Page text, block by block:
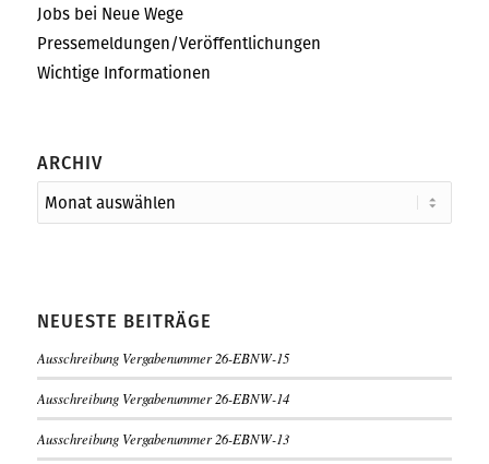
Jobs bei Neue Wege
Pressemeldungen/Veröffentlichungen
Wichtige Informationen
ARCHIV
NEUESTE BEITRÄGE
Ausschreibung Vergabenummer 26-EBNW-15
Ausschreibung Vergabenummer 26-EBNW-14
Ausschreibung Vergabenummer 26-EBNW-13